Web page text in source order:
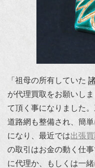
「祖母の所有していた
が代理買取をお願いし
て頂く事になりました
道路網も整備され、簡
になり、最近では出張買
の取引はお金の動く仕
に代理か、もしくは一